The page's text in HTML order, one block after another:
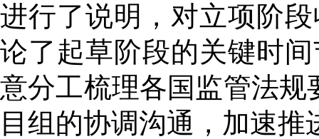
进行了说明，对立项阶
论了起草阶段的关键时
意分工梳理各国监管法
目组的协调沟通，加速